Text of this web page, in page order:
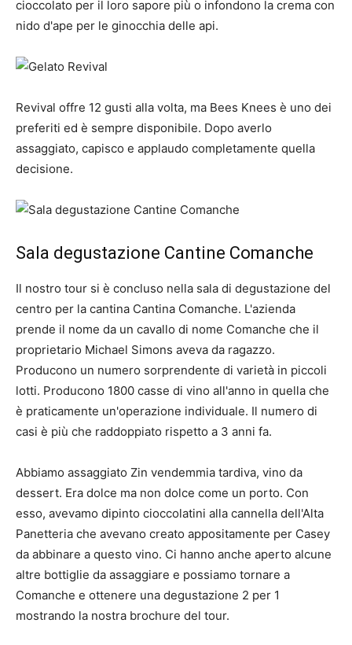
cioccolato per il loro sapore più o infondono la crema con
nido d'ape per le ginocchia delle api.
Revival offre 12 gusti alla volta, ma Bees Knees è uno dei
preferiti ed è sempre disponibile. Dopo averlo
assaggiato, capisco e applaudo completamente quella
decisione.
Sala degustazione Cantine Comanche
Il nostro tour si è concluso nella sala di degustazione del
centro per la cantina Cantina Comanche. L'azienda
prende il nome da un cavallo di nome Comanche che il
proprietario Michael Simons aveva da ragazzo.
Producono un numero sorprendente di varietà in piccoli
lotti. Producono 1800 casse di vino all'anno in quella che
è praticamente un'operazione individuale. Il numero di
casi è più che raddoppiato rispetto a 3 anni fa.
Abbiamo assaggiato Zin vendemmia tardiva, vino da
dessert. Era dolce ma non dolce come un porto. Con
esso, avevamo dipinto cioccolatini alla cannella dell'Alta
Panetteria che avevano creato appositamente per Casey
da abbinare a questo vino. Ci hanno anche aperto alcune
altre bottiglie da assaggiare e possiamo tornare a
Comanche e ottenere una degustazione 2 per 1
mostrando la nostra brochure del tour.